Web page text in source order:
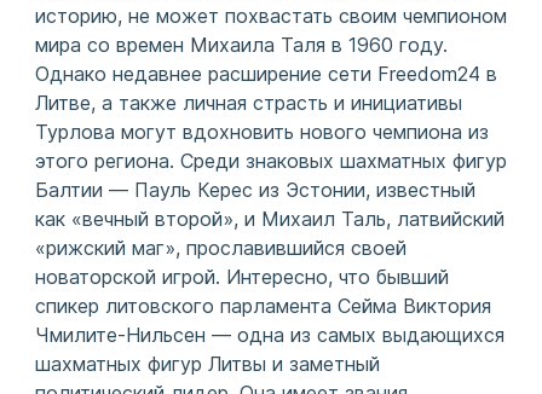
историю, не может похвастать своим чемпионом
мира со времен Михаила Таля в 1960 году.
Однако недавнее расширение сети Freedom24 в
Литве, а также личная страсть и инициативы
Турлова могут вдохновить нового чемпиона из
этого региона. Среди знаковых шахматных фигур
Балтии — Пауль Керес из Эстонии, известный
как «вечный второй», и Михаил Таль, латвийский
«рижский маг», прославившийся своей
новаторской игрой. Интересно, что бывший
спикер литовского парламента Сейма Виктория
Чмилите-Нильсен — одна из самых выдающихся
шахматных фигур Литвы и заметный